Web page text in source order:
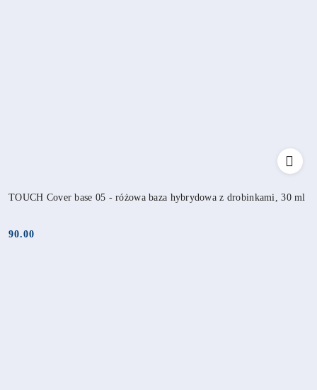
TOUCH Cover base 05 - różowa baza hybrydowa z drobinkami, 30 ml
Cena:
90.00